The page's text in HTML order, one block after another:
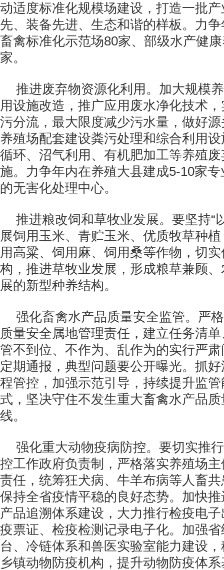
动适度标准化规模场建设，打造一批
先、装备先进、生态和谐的样板。力
畜禽标准化示范场80家、部级水产健
家。
推进废弃物资源化利用。加大规模
用设施改造，推广应用废水净化技术
污分流，最大限度减少污水量，做好
养殖场配套建设粪污处理和综合利用
循环、沼气利用、有机肥加工等养殖
施。力争年内在养殖大县建成5-10家
的无害化处理中心。
推进粮改饲和草牧业发展。要坚持“
展饲用玉米、青贮玉米、优质牧草种
用高粱、饲用麻、饲用桑等作物，切
构，推进草牧业发展，形成粮草兼顾
展的新型种养结构。
强化畜禽水产品质量安全监管。严
质量安全属地管理责任，建立任务清
管不到位、不作为、乱作为的实行严
定期通报，典型问题要公开曝光。抓
程管控，加强示范引导，持续提升监
式，坚决守住不发生重大畜禽水产品
线。
强化重大动物疫病防控。要切实推
控工作政府负责制，严格落实养殖场
责任，统筹狂犬病、牛羊布病等人畜
保持全省疫情平稳的良好态势。加快
产品追溯体系建设，大力推行检疫电
疫票证、检疫检测记录电子化。加强
台、冷链体系和兽医实验室能力建设
乡镇动物防疫机构，提升动物防疫体